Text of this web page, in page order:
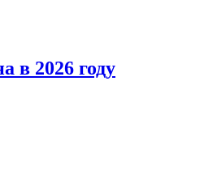
в 2026 году